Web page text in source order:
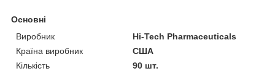
Основні
Виробник
Hi-Tech Pharmaceuticals
Країна виробник
США
Кількість
90 шт.